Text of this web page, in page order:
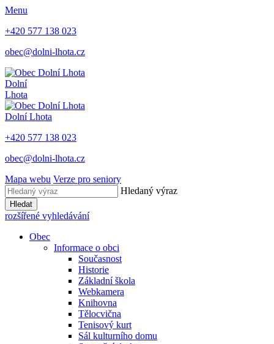
Menu
+420 577 138 023
obec@dolni-lhota.cz
Dolní
Lhota
Dolní Lhota
+420 577 138 023
obec@dolni-lhota.cz
Mapa webu Verze pro seniory
Hledaný výraz
Hledat
rozšířené vyhledávání
Obec
Informace o obci
Současnost
Historie
Základní škola
Webkamera
Knihovna
Tělocvična
Tenisový kurt
Sál kulturního domu